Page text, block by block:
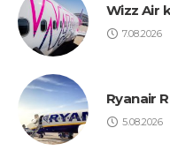
Wizz Air
7.08.2026
Ryanair
5.08.2026